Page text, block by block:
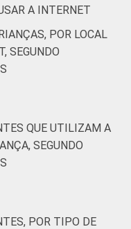
Internet de 9 a 17
outubro de
fev 2015
A INTERNET
POR LOCAL
SEGUNDO
QUE UTILIZAM A
SEGUNDO
POR TIPO DE